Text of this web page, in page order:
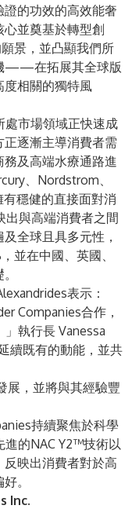
的功效的高效能奢
並奠基於轉型創
景，並凸顯我們所
——在拓展其全球版
度相關的獨特風
處市場領域正快速成
逐漸主導消費者需
及高端水療通路進
、Nordstrom、
穩健的直接面對消
出與高端消費者之間
全球且具多元性，
並在中國、英國、
表示：
Companies合作，
」執行長 Vanessa
續既有的動能，並共
展，並將與其經驗豐
持續聚焦於科學
進的NAC Y2™技術以
映出消費者對於高
。
Inc.